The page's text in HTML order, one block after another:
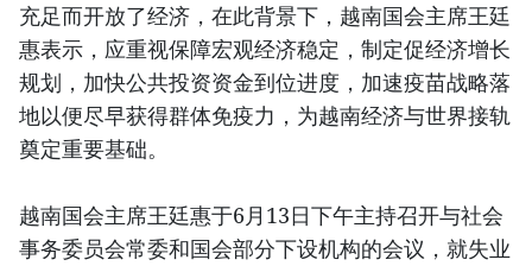
充足而开放了经济，在此背景下，越南国会主席王廷
惠表示，应重视保障宏观经济稳定，制定促经济增长
规划，加快公共投资资金到位进度，加速疫苗战略落
地以便尽早获得群体免疫力，为越南经济与世界接轨
奠定重要基础。
越南国会主席王廷惠于6月13日下午主持召开与社会
事务委员会常委和国会部分下设机构的会议，就失业